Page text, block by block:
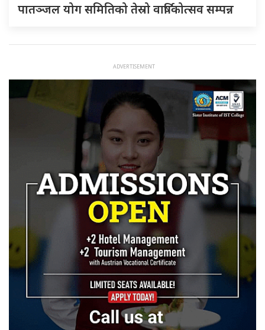
पातञ्जल योग समितिको तेस्रो वार्षिकोत्सव सम्पन्न